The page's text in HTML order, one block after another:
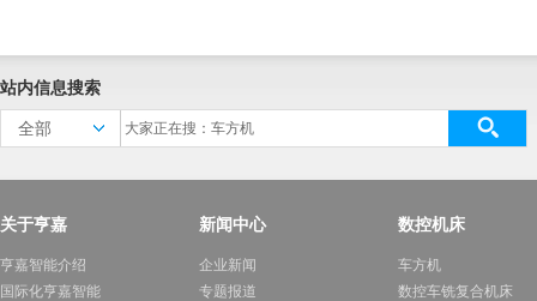
站内信息搜索
全部
关于亨嘉
亨嘉智能介绍
国际化亨嘉智能
新闻中心
企业新闻
专题报道
数控机床
车方机
数控车铣复合机床